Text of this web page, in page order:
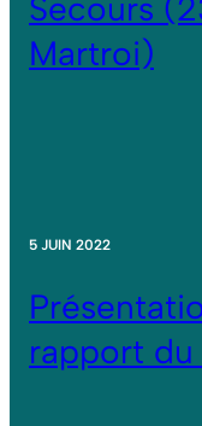
Martroi)
5 JUIN 2022
rapport du